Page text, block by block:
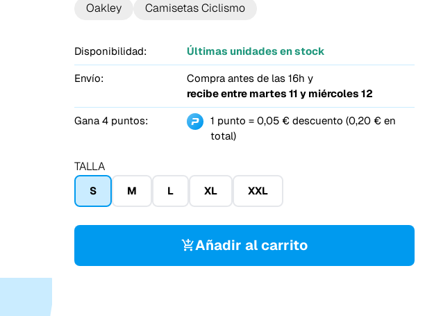
Oakley Camisetas Ciclismo
Disponibilidad: Últimas unidades en stock
Envío:
Compra antes de las 16h y
recibe entre martes 11 y miércoles 12
Gana 4 puntos:
1 punto = 0,05 € descuento (0,20 € en
total)
TALLA
S M L XL XXL
Añadir al carrito